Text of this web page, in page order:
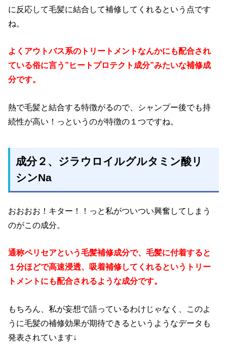
に反応して毛髪に結合して補修してくれるという点です
ね。
よくアウトバス系のトリートメントなんかにも配合され
ている俗に言う”ヒートプロテクト成分”みたいな補修成
分です。
熱で毛髪と結合する特徴がるので、シャンプー後でも持
続性が高い！っというのが特徴の１つですね。
成分２、ジラウロイルグルタミン酸リ
シンNa
おおおお！キター！！っと私がついつい興奮してしまう
のがこの成分。
通称ペリセアという毛髪補修成分で、毛髪に付着すると
１分ほどで高速浸透、吸着補修してくれるというトリー
トメントにも配合されるような成分です。
もちろん、私が妄想で語っているわけじゃなく、このよ
うに毛髪の補修効果が期待できるというようなデータも
発表されています↓